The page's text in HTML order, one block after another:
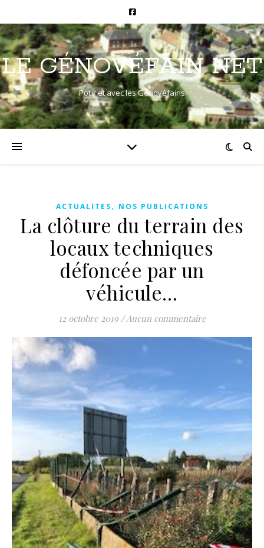
LE GÉNOVÉFAIN NET
Pour et avec les Génovéfains
ACTUALITES, NOS PUBLICATIONS
La clôture du terrain des
locaux techniques
défoncée par un
véhicule…
12 octobre 2019 /Aucun commentaire